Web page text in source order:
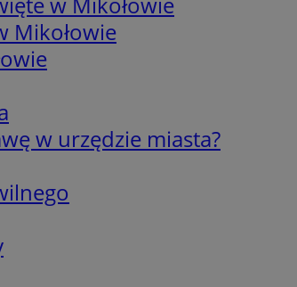
Mikołowie
w urzędzie miasta?